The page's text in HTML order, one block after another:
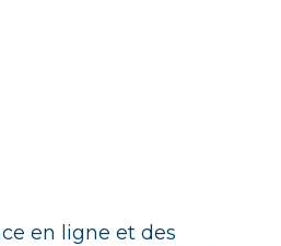
en ligne et des